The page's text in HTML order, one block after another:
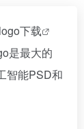
下载
是最大的
智能PSD和